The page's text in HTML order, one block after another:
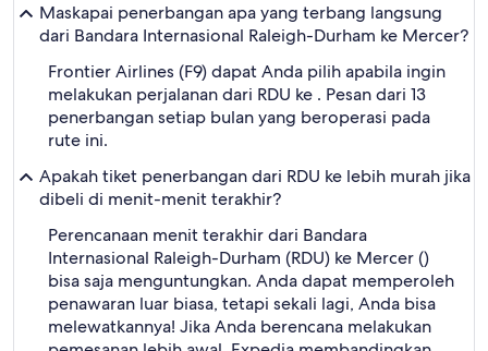
Maskapai penerbangan apa yang terbang langsung
dari Bandara Internasional Raleigh-Durham ke Mercer?
Frontier Airlines (F9) dapat Anda pilih apabila ingin
melakukan perjalanan dari RDU ke . Pesan dari 13
penerbangan setiap bulan yang beroperasi pada
rute ini.
Apakah tiket penerbangan dari RDU ke lebih murah jika
dibeli di menit-menit terakhir?
Perencanaan menit terakhir dari Bandara
Internasional Raleigh-Durham (RDU) ke Mercer ()
bisa saja menguntungkan. Anda dapat memperoleh
penawaran luar biasa, tetapi sekali lagi, Anda bisa
melewatkannya! Jika Anda berencana melakukan